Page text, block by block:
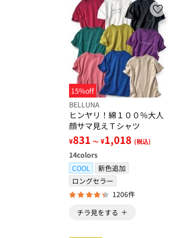
15%off
BELLUNA
ヒンヤリ！綿１００％大人
顔サマ見えＴシャツ
¥831 ～ ¥1,018 (税込)
14colors
COOL
新色追加
ロングセラー
1206件
チラ見をする